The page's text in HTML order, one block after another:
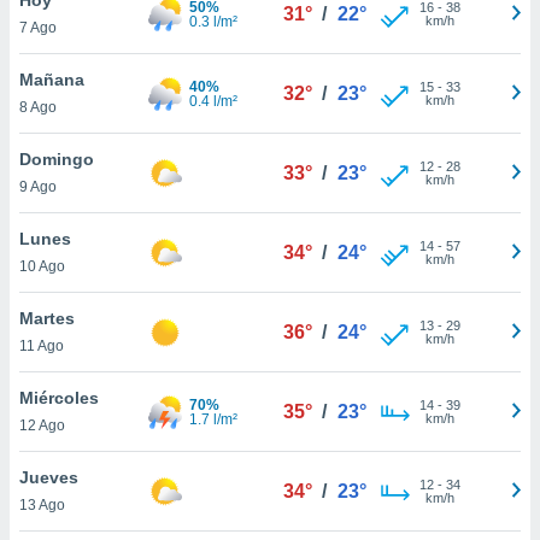
en
más
nuestra
de
cookies
aceptar
7 Ago
50%
0.3 l/m²
31° / 22° 16- 38
km/h
Mañana
8 Ago
40%
0.4 l/m²
32° / 23° 15- 33
km/h
Domingo
9 Ago
33° / 23° 12- 28
km/h
Lunes
10 Ago
34° / 24° 14- 57
km/h
Martes
11 Ago
36° / 24° 13- 29
km/h
Miércoles
12 Ago
70%
1.7 l/m²
35° / 23° 14- 39
km/h
Jueves
13 Ago
34° / 23° 12- 34
km/h